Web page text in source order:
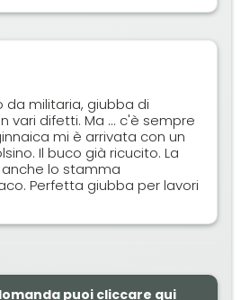
militaria, giubba di
vari difetti. Ma ... c'è sempre
mi è arrivata con un
Il buco già ricucito. La
lo stamma
Perfetta giubba per lavori
puoi cliccare qui